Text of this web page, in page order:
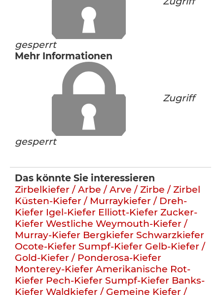
gesperrt
Mehr Informationen
Zugriff
gesperrt
Das könnte Sie interessieren
Zirbelkiefer / Arbe / Arve / Zirbe / Zirbel
Küsten-Kiefer / Murraykiefer / Dreh-
Kiefer Igel-Kiefer Elliott-Kiefer Zucker-
Kiefer Westliche Weymouth-Kiefer /
Murray-Kiefer Bergkiefer Schwarzkiefer
Ocote-Kiefer Sumpf-Kiefer Gelb-Kiefer /
Gold-Kiefer / Ponderosa-Kiefer
Monterey-Kiefer Amerikanische Rot-
Kiefer Pech-Kiefer Sumpf-Kiefer Banks-
Kiefer Waldkiefer / Gemeine Kiefer /